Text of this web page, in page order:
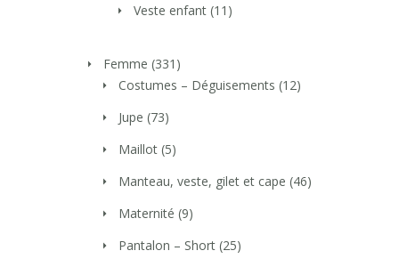
Veste enfant (11)
Femme (331)
Costumes – Déguisements (12)
Jupe (73)
Maillot (5)
Manteau, veste, gilet et cape (46)
Maternité (9)
Pantalon – Short (25)